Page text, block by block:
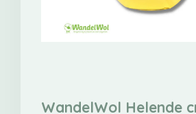
WandelWol Helende